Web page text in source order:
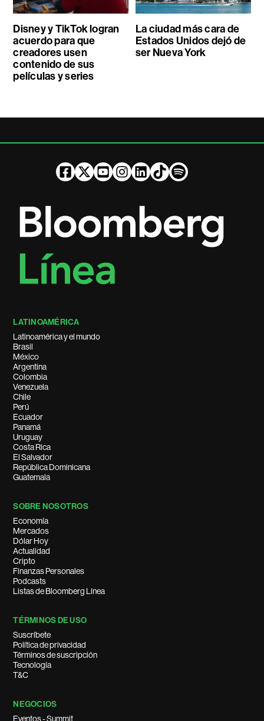
Disney y TikTok logran
acuerdo para que
creadores usen
contenido de sus
películas y series
La ciudad más cara de
Estados Unidos dejó de
ser Nueva York
LATINOAMÉRICA
Latinoamérica y el mundo
Brasil
México
Argentina
Colombia
Venezuela
Chile
Perú
Ecuador
Panamá
Uruguay
Costa Rica
El Salvador
República Dominicana
Guatemala
SOBRE NOSOTROS
Economía
Mercados
Dólar Hoy
Actualidad
Cripto
Finanzas Personales
Podcasts
Listas de Bloomberg Línea
TÉRMINOS DE USO
Suscríbete
Política de privacidad
Términos de suscripción
Tecnología
T&C
NEGOCIOS
Eventos - Summit